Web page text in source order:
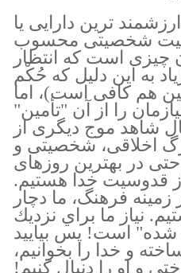
ترين دارايى يا
شخصيتى محسوب
چيزى است كه انتظار
به اين دليل كه حُكْم
هم كافى است)، اما
را از آن "تأمين"
شاهد موج ديگرى از
اخلاقى، شخصيتى و
در بهترين روزهاى
قدوسيت خدا هستيم.
فرهنگ، ما دچار
نياز ما براي نزديك
است! پس بياييد
و خدا را بخوانيم،
و او را دنبال كنيم!